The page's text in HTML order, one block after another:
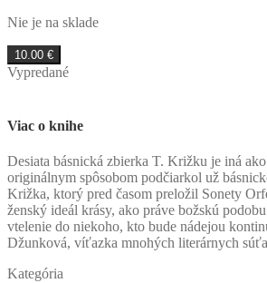
Nie je na sklade
10.00 €
Vypredané
Viac o knihe
Desiata básnická zbierka T. Križku je iná
originálnym spôsobom podčiarkol už
Križka, ktorý pred časom preložil Sonety
ženský ideál krásy, ako práve božskú
vtelenie do niekoho, kto bude nádejou
Džunková, víťazka mnohých literárnych
Kategória